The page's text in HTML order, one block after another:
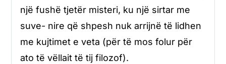
një fushë tjetër misteri, ku një sirtar me
suve- nire që shpesh nuk arrijnë të lidhen
me kujtimet e veta (për të mos folur për
ato të vëllait të tij filozof).